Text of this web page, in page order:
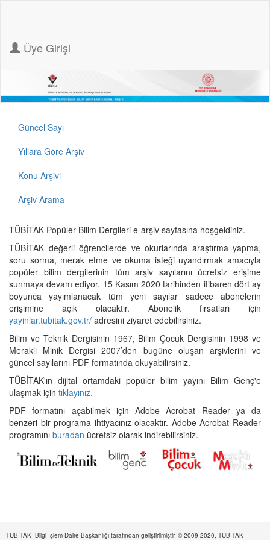
Üye Girişi
Güncel Sayı
Yıllara Göre Arşiv
Konu Arşivi
Arşiv Arama
TÜBİTAK Popüler Bilim Dergileri e-arşiv sayfasına hoşgeldiniz.
TÜBİTAK değerli öğrencilerde ve okurlarında araştırma yapma,
soru sorma, merak etme ve okuma isteği uyandırmak amacıyla
popüler bilim dergilerinin tüm arşiv sayılarını ücretsiz erişime
sunmaya devam ediyor. 15 Kasım 2020 tarihinden itibaren dört ay
boyunca yayımlanacak tüm yeni sayılar sadece abonelerin
erişimine açık olacaktır. Abonelik fırsatları için
yayinlar.tubitak.gov.tr/ adresini ziyaret edebilirsiniz.
Bilim ve Teknik Dergisinin 1967, Bilim Çocuk Dergisinin 1998 ve
Merakli Minik Dergisi 2007’den bugüne oluşan arşivlerini ve
güncel sayılarını PDF formatında okuyabilirsiniz.
TÜBİTAK'ın dijital ortamdaki popüler bilim yayını Bilim Genç'e
ulaşmak için tıklayınız.
PDF formatını açabilmek için Adobe Acrobat Reader ya da
benzeri bir programa ihtiyacınız olacaktır. Adobe Acrobat Reader
programını buradan ücretsiz olarak indirebilirsiniz.
TÜBİTAK- Bilgi İşlem Daire Başkanlığı tarafından geliştirilmiştir. © 2009-2020, TÜBİTAK